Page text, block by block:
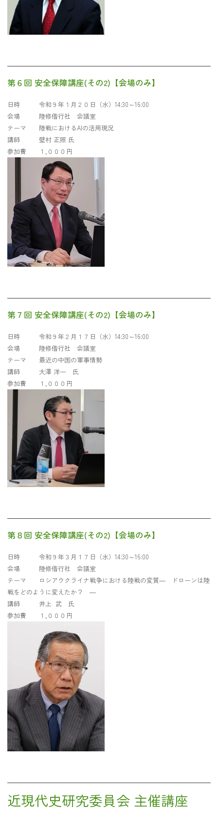
第６回 安全保障講座(その2)【会場のみ】
日時 令和９年１月２０日（水）14:30～16:00
会場 陸修偕行社 会議室
テーマ 陸戦におけるAIの活用現況
講師 壁村 正照 氏
参加費 １,０００円
第７回 安全保障講座(その2)【会場のみ】
日時 令和９年２月１７日（水）14:30～16:00
会場 陸修偕行社 会議室
テーマ 最近の中国の軍事情勢
講師 大澤 洋一 氏
参加費 １,０００円
第８回 安全保障講座(その2)【会場のみ】
日時 令和９年３月１７日（水）14:30～16:00
会場 陸修偕行社 会議室
テーマ ロシアウクライナ戦争における陸戦の変質― ドローンは陸
戦をどのように変えたか？ ―
講師 井上 武 氏
参加費 １,０００円
近現代史研究委員会 主催講座